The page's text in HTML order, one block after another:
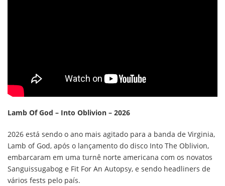
Lamb Of God – Into Oblivion – 2026
2026 está sendo o ano mais agitado para a banda de Virginia,
Lamb of God, após o lançamento do disco Into The Oblivion,
embarcaram em uma turnê norte americana com os novatos
Sanguissugabog e Fit For An Autopsy, e sendo headliners de
vários fests pelo país.